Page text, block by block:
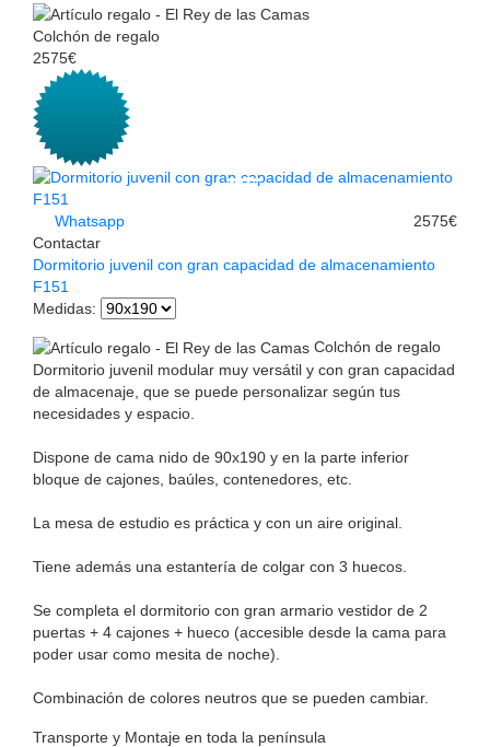
Colchón de regalo
2575€
Whatsapp
Contactar
2575€
Dormitorio juvenil con gran capacidad de almacenamiento
F151
Medidas:
Colchón de regalo
Dormitorio juvenil modular muy versátil y con gran capacidad
de almacenaje, que se puede personalizar según tus
necesidades y espacio.
Dispone de cama nido de 90x190 y en la parte inferior
bloque de cajones, baúles, contenedores, etc.
La mesa de estudio es práctica y con un aire original.
Tiene además una estantería de colgar con 3 huecos.
Se completa el dormitorio con gran armario vestidor de 2
puertas + 4 cajones + hueco (accesible desde la cama para
poder usar como mesita de noche).
Combinación de colores neutros que se pueden cambiar.
Transporte y Montaje en toda la península